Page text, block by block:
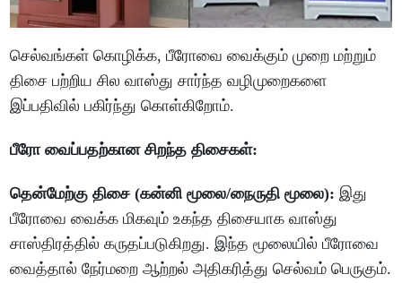
செல்வங்கள் கொழிக்க, பீரோவை வைக்கும் முறை மற்றும்
திசை பற்றிய சில வாஸ்து சார்ந்த வழிமுறைகளை
இப்பதிவில் பகிர்ந்து கொள்கிறோம்.
பீரோ வைப்பதற்கான சிறந்த திசைகள்:
தென்மேற்கு திசை (கன்னி மூலை/நைருதி மூலை): இது
பீரோவை வைக்க மிகவும் உகந்த திசையாக வாஸ்து
சாஸ்திரத்தில் கருதப்படுகிறது. இந்த மூலையில் பீரோவை
வைத்தால் நேர்மறை ஆற்றல் அதிகரித்து செல்வம் பெருகும்.